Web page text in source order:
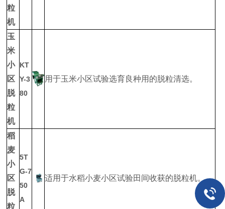
粒
机
玉
米
小
区
脱
粒
机
KT
Y-3
80
用于玉米小区试验选育良种用的脱粒清选。
稻
麦
小
区
脱
粒
5T
G-7
50
A
适用于水稻小麦小区试验田间收获的脱粒机。